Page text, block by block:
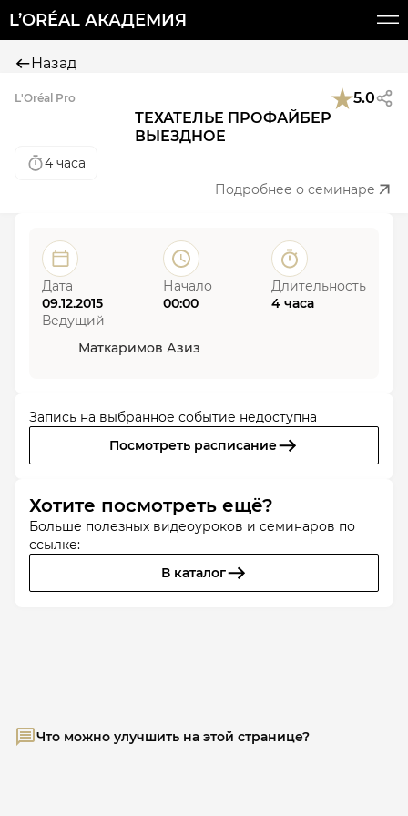
L’ORÉAL АКАДЕМИЯ
Назад
L'Oréal Pro
5.0
ТЕХАТЕЛЬЕ ПРОФАЙБЕР
ВЫЕЗДНОЕ
4 часа
Подробнее о семинаре
Дата
09.12.2015
Начало
00:00
Длительность
4 часа
Ведущий
Маткаримов Азиз
Запись на выбранное событие недоступна
Посмотреть расписание
Хотите посмотреть ещё?
Больше полезных видеоуроков и семинаров по
ссылке:
В каталог
Что можно улучшить на этой странице?